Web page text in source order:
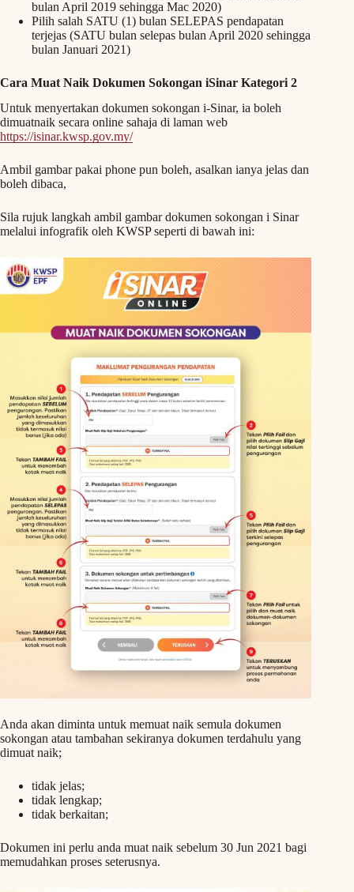
bulan April 2019 sehingga Mac 2020)
Pilih salah SATU (1) bulan SELEPAS pendapatan
terjejas (SATU bulan selepas bulan April 2020 sehingga
bulan Januari 2021)
Cara Muat Naik Dokumen Sokongan iSinar Kategori 2
Untuk menyertakan dokumen sokongan i-Sinar, ia boleh
dimuatnaik secara online sahaja di laman web
https://isinar.kwsp.gov.my/
Ambil gambar pakai phone pun boleh, asalkan ianya jelas dan
boleh dibaca,
Sila rujuk langkah ambil gambar dokumen sokongan i Sinar
melalui infografik oleh KWSP seperti di bawah ini:
Anda akan diminta untuk memuat naik semula dokumen
sokongan atau tambahan sekiranya dokumen terdahulu yang
dimuat naik;
tidak jelas;
tidak lengkap;
tidak berkaitan;
Dokumen ini perlu anda muat naik sebelum 30 Jun 2021 bagi
memudahkan proses seterusnya.